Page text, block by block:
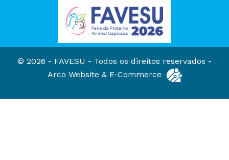
© 2026 - FAVESU - Todos os direitos reservados -
Arco Website & E-Commerce